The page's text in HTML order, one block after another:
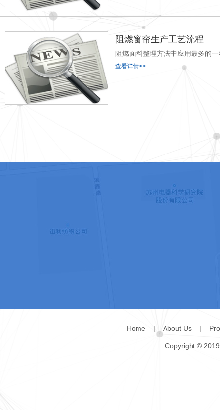
阻燃窗帘生产工艺流程
阻燃面料整理方法中应用最多的
查看详情>>
Home | About Us |
Copyright ©